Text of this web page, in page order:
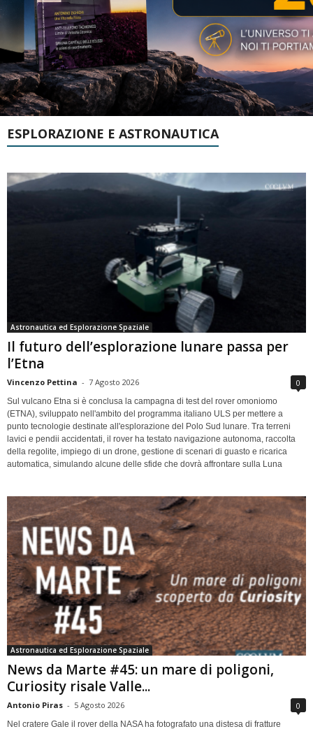
ESPLORAZIONE E ASTRONAUTICA
Astronautica ed Esplorazione Spaziale
Il futuro dell’esplorazione lunare passa per
l’Etna
Vincenzo Pettina - 7 Agosto 2026 0
Sul vulcano Etna si è conclusa la campagna di test del rover omoniomo
(ETNA), sviluppato nell'ambito del programma italiano ULS per mettere a
punto tecnologie destinate all'esplorazione del Polo Sud lunare. Tra terreni
lavici e pendii accidentati, il rover ha testato navigazione autonoma, raccolta
della regolite, impiego di un drone, gestione di scenari di guasto e ricarica
automatica, simulando alcune delle sfide che dovrà affrontare sulla Luna
Astronautica ed Esplorazione Spaziale
News da Marte #45: un mare di poligoni,
Curiosity risale Valle...
Antonio Piras - 5 Agosto 2026 0
Nel cratere Gale il rover della NASA ha fotografato una distesa di fratture